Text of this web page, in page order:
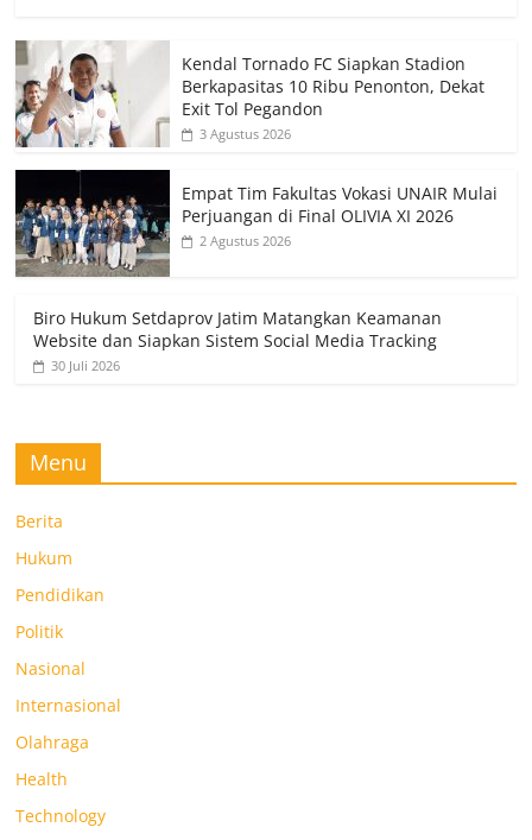
Kendal Tornado FC Siapkan Stadion
Berkapasitas 10 Ribu Penonton, Dekat
Exit Tol Pegandon
3 Agustus 2026
Empat Tim Fakultas Vokasi UNAIR Mulai
Perjuangan di Final OLIVIA XI 2026
2 Agustus 2026
Biro Hukum Setdaprov Jatim Matangkan Keamanan
Website dan Siapkan Sistem Social Media Tracking
30 Juli 2026
Menu
Berita
Hukum
Pendidikan
Politik
Nasional
Internasional
Olahraga
Health
Technology